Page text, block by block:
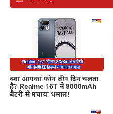
क्या आपका फोन तीन दिन चलता
है? Realme 16T ने 8000mAh
बैटरी से मचाया धमाल!